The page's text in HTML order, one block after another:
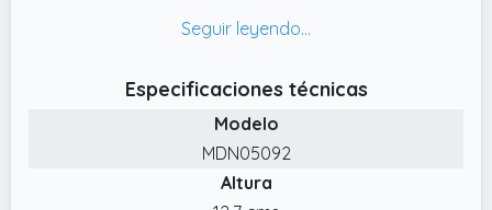
Confort:La Esterilla Inflable extra gruesa de
campistas. Su gran tamaño de 200x76x14cm
puede acomodar todo tipo de cuerpos.
✔️ Ultraligero con material innovador:Nuestro
Esterilla Camping, un 10% más grueso, un
Especificaciones técnicas
Modelo
MDN05092
Altura